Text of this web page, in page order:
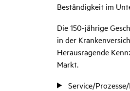
Beständigkeit im
Die 150-jährige
in der
Herausragende
Markt.
Service/